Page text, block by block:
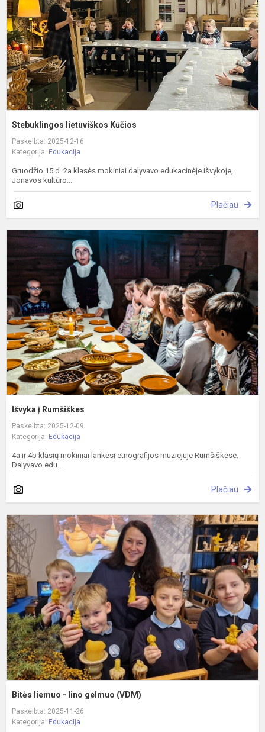
Stebuklingos lietuviškos Kūčios
Paskelbta: 2025-12-16
Kategorija: Edukacija
Gruodžio 15 d. 2a klasės mokiniai dalyvavo edukacinėje išvykoje,
Jonavos kultūro...
Plačiau
Išvyka į Rumšiškes
Paskelbta: 2025-12-09
Kategorija: Edukacija
4a ir 4b klasių mokiniai lankėsi etnografijos muziejuje Rumšiškėse.
Dalyvavo edu...
Plačiau
Bitės liemuo - lino gelmuo (VDM)
Paskelbta: 2025-11-26
Kategorija: Edukacija